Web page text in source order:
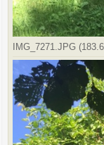
IMG_7271.JPG